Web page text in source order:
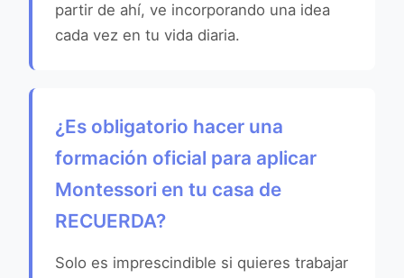
partir de ahí, ve incorporando una idea
cada vez en tu vida diaria.
¿Es obligatorio hacer una
formación oficial para aplicar
Montessori en tu casa de
RECUERDA?
Solo es imprescindible si quieres trabajar